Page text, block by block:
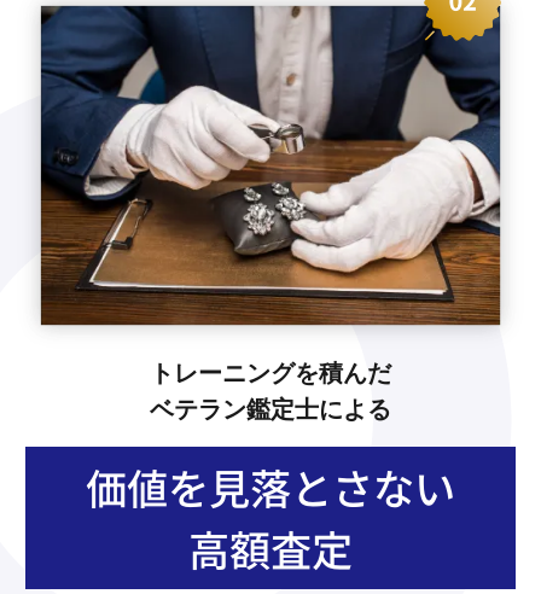
トレーニングを積んだ
ベテラン鑑定士による
価値を見落とさない
高額査定